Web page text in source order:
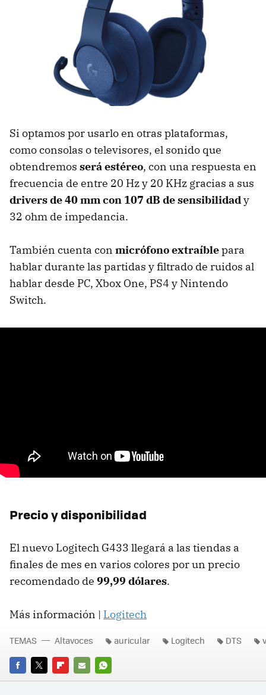
Si optamos por usarlo en otras plataformas,
como consolas o televisores, el sonido que
obtendremos será estéreo, con una respuesta en
frecuencia de entre 20 Hz y 20 KHz gracias a sus
drivers de 40 mm con 107 dB de sensibilidady
32 ohm de impedancia.
También cuenta con micrófono extraíblepara
hablar durante las partidas y filtrado de ruidos al
hablar desde PC, Xbox One, PS4 y Nintendo
Switch.
Precio y disponibilidad
El nuevo Logitech G433 llegará a las tiendas a
finales de mes en varios colores por un precio
recomendado de 99,99 dólares.
Más información | Logitech
FACEBOOK
TWITTERFLIPBOARD
E-
WHATSAPP
TEMAS Altavoces auricular Logitech DTS